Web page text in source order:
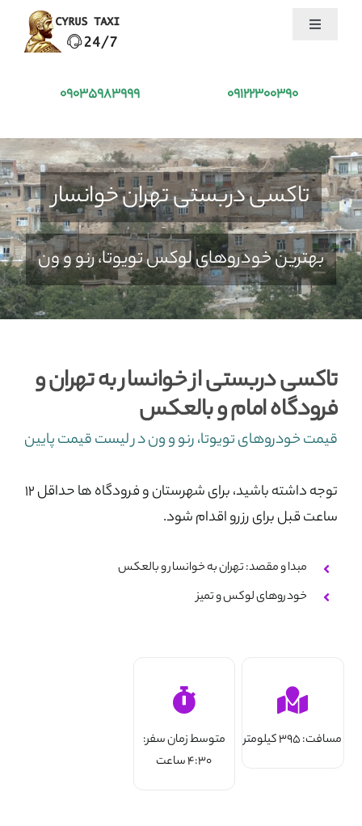
Toggle
خدمات ما
جذب راننده
بلاگ
تماس با ما
09122300390
09035983999
تاکسی دربستی تهران خوانسار
بهترین خودروهای لوکس تویوتا، رنو و ون
تاکسی دربستی از خوانسار به تهران و
فرودگاه امام و بالعکس
قیمت خودروهای تویوتا، رنو و ون در لیست قیمت پایین
توجه داشته باشید، برای شهرستان و فرودگاه ها حداقل ۱۲
ساعت قبل برای رزرو اقدام شود.
مبدا و مقصد: تهران به خوانسار و بالعکس
خودروهای لوکس و تمیز
مسافت: 395 کیلومتر
متوسط زمان سفر:
4:30 ساعت